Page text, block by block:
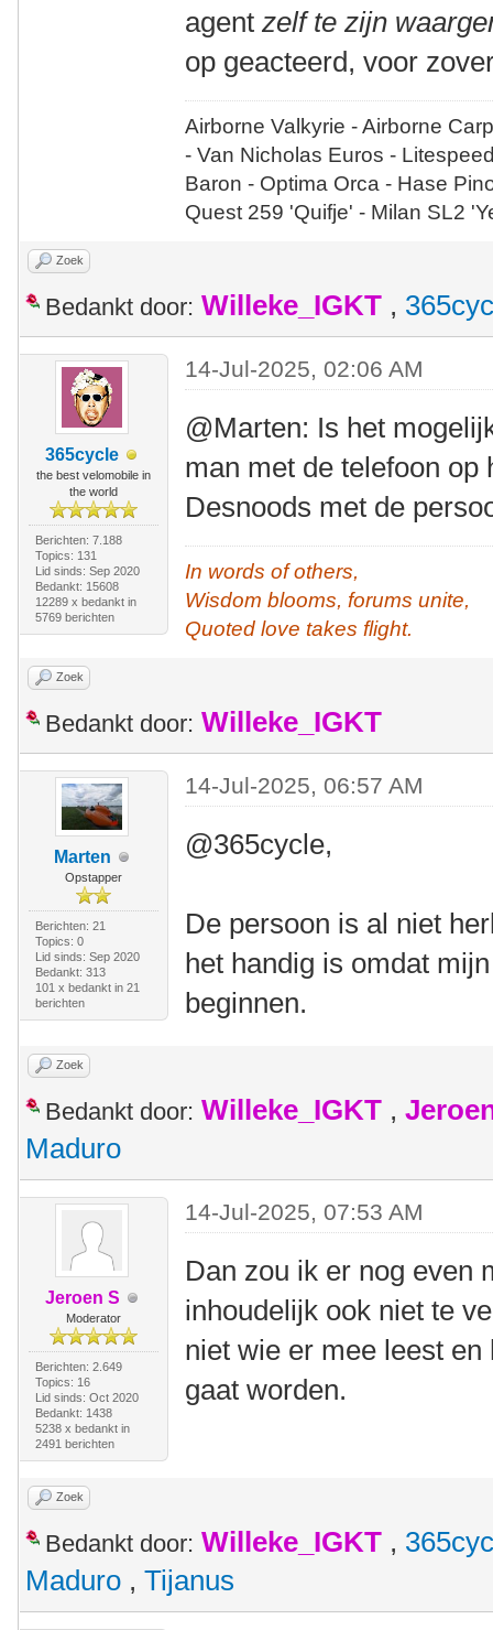
agentzelf te zijn
op geacteerd, voor
Airborne Valkyrie - Airborne
- Van Nicholas Euros -
Baron - Optima Orca - Hase
Quest 259 'Quifje' - Milan SL2
Zoek
Bedankt door: Willeke_IGKT ,
365cycle
the best velomobile in
the world
Berichten: 7.188
Topics: 131
Lid sinds: Sep 2020
Bedankt: 15608
12289 x bedankt in
5769 berichten
14-Jul-2025, 02:06 AM
@Marten: Is het
man met de telefoon op
Desnoods met de
In words of others,
Wisdom blooms, forums unite,
Quoted love takes flight.
Zoek
Bedankt door: Willeke_IGKT
Marten
Opstapper
Berichten: 21
Topics: 0
Lid sinds: Sep 2020
Bedankt: 313
101 x bedankt in 21
berichten
14-Jul-2025, 06:57 AM
@365cycle,
De persoon is al niet
het handig is omdat
beginnen.
Zoek
Bedankt door: Willeke_IGKT ,
Maduro
Jeroen S
Moderator
Berichten: 2.649
Topics: 16
Lid sinds: Oct 2020
Bedankt: 1438
5238 x bedankt in
2491 berichten
14-Jul-2025, 07:53 AM
Dan zou ik er nog even
inhoudelijk ook niet te
niet wie er mee leest
gaat worden.
Zoek
Bedankt door: Willeke_IGKT ,
Maduro , Tijanus